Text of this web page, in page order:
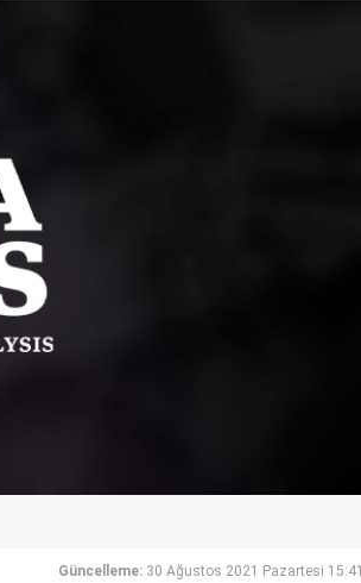
Güncelleme: 30 Ağustos 2021 Pazartesi 15:41